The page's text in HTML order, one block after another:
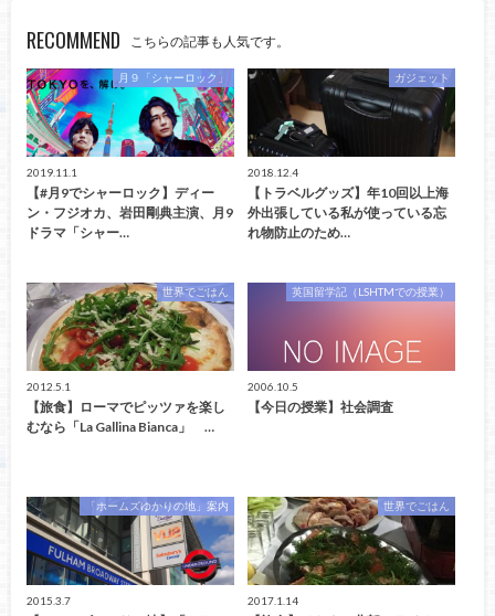
RECOMMEND こちらの記事も人気です。
月９「シャーロック」
2019.11.1
【#月9でシャーロック】ディー
ン・フジオカ、岩田剛典主演、月9
ドラマ「シャー…
ガジェット
2018.12.4
【トラベルグッズ】年10回以上海
外出張している私が使っている忘
れ物防止のため…
世界でごはん
2012.5.1
【旅食】ローマでピッツァを楽し
むなら「La Gallina Bianca」 …
英国留学記（LSHTMでの授業）
2006.10.5
【今日の授業】社会調査
「ホームズゆかりの地」案内
2015.3.7
世界でごはん
2017.1.14